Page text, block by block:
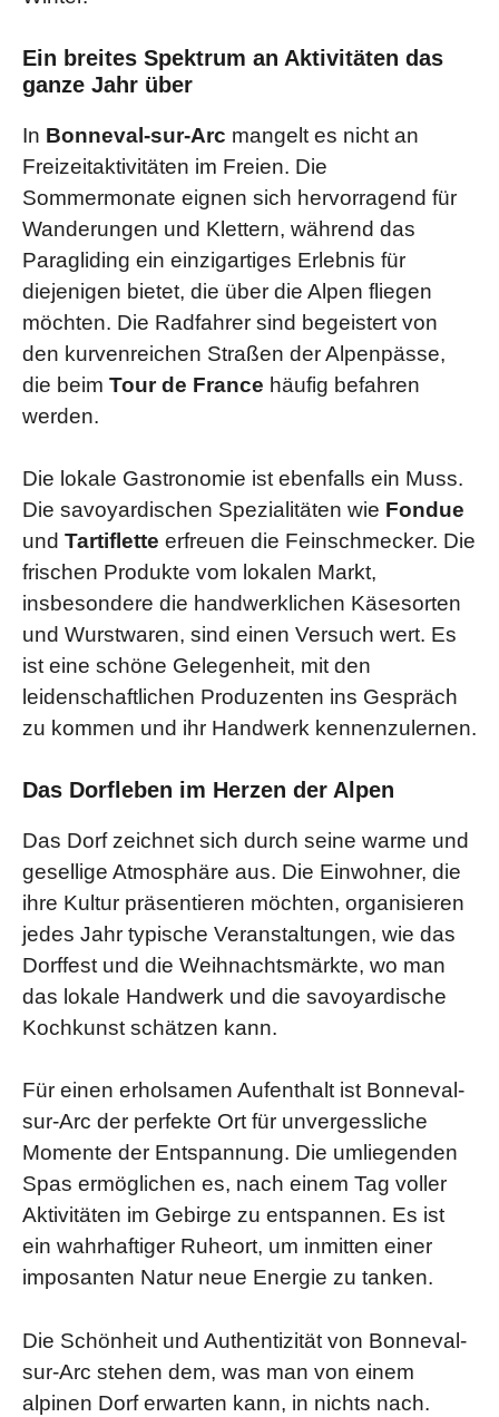
Ein breites Spektrum an Aktivitäten das
ganze Jahr über
In Bonneval-sur-Arc mangelt es nicht an
Freizeitaktivitäten im Freien. Die
Sommermonate eignen sich hervorragend für
Wanderungen und Klettern, während das
Paragliding ein einzigartiges Erlebnis für
diejenigen bietet, die über die Alpen fliegen
möchten. Die Radfahrer sind begeistert von
den kurvenreichen Straßen der Alpenpässe,
die beim Tour de France häufig befahren
werden.
Die lokale Gastronomie ist ebenfalls ein Muss.
Die savoyardischen Spezialitäten wie Fondue
und Tartiflette erfreuen die Feinschmecker. Die
frischen Produkte vom lokalen Markt,
insbesondere die handwerklichen Käsesorten
und Wurstwaren, sind einen Versuch wert. Es
ist eine schöne Gelegenheit, mit den
leidenschaftlichen Produzenten ins Gespräch
zu kommen und ihr Handwerk kennenzulernen.
Das Dorfleben im Herzen der Alpen
Das Dorf zeichnet sich durch seine warme und
gesellige Atmosphäre aus. Die Einwohner, die
ihre Kultur präsentieren möchten, organisieren
jedes Jahr typische Veranstaltungen, wie das
Dorffest und die Weihnachtsmärkte, wo man
das lokale Handwerk und die savoyardische
Kochkunst schätzen kann.
Für einen erholsamen Aufenthalt ist Bonneval-
sur-Arc der perfekte Ort für unvergessliche
Momente der Entspannung. Die umliegenden
Spas ermöglichen es, nach einem Tag voller
Aktivitäten im Gebirge zu entspannen. Es ist
ein wahrhaftiger Ruheort, um inmitten einer
imposanten Natur neue Energie zu tanken.
Die Schönheit und Authentizität von Bonneval-
sur-Arc stehen dem, was man von einem
alpinen Dorf erwarten kann, in nichts nach.